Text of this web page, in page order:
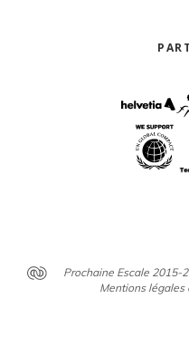
Prochaine Escale 2015-
Mentions légales